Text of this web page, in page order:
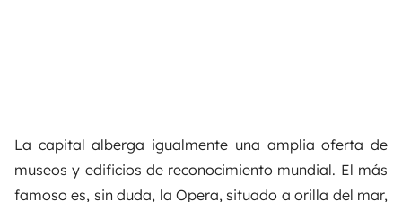
La capital alberga igualmente una amplia oferta de
museos y edificios de reconocimiento mundial. El más
famoso es, sin duda, la Opera, situado a orilla del mar,